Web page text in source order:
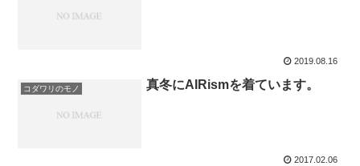
2019.08.16
コダワリのモノ 真冬にAIRismを着ています。
2017.02.06